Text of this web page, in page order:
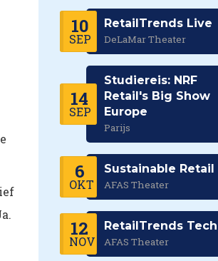
10
SEP
RetailTrends Live
DeLaMar Theater
14
SEP
Studiereis: NRF
Retail's Big Show
Europe
Parijs
6
OKT
Sustainable Retail
AFAS Theater
12
NOV
RetailTrends Tech
AFAS Theater